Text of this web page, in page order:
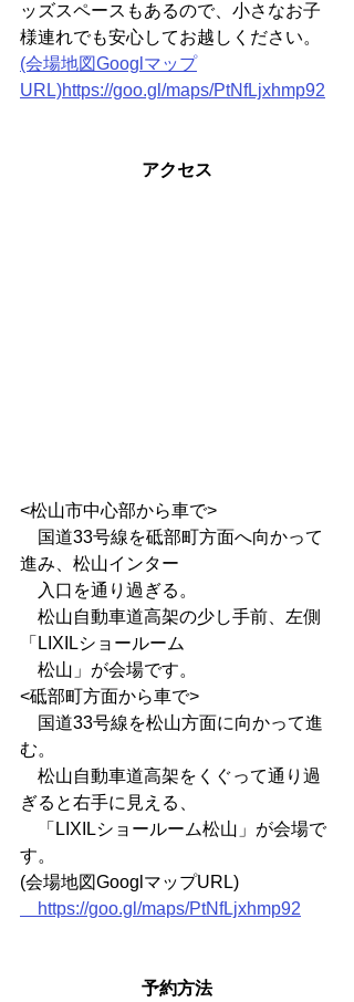
ッズスペースもあるので、小さなお子
様連れでも安心してお越しください。
(会場地図Googlマップ
URL)https://goo.gl/maps/PtNfLjxhmp92
アクセス
<松山市中心部から車で>
国道33号線を砥部町方面へ向かって
進み、松山インター
入口を通り過ぎる。
松山自動車道高架の少し手前、左側
「LIXILショールーム
松山」が会場です。
<砥部町方面から車で>
国道33号線を松山方面に向かって進
む。
松山自動車道高架をくぐって通り過
ぎると右手に見える、
「LIXILショールーム松山」が会場で
す。
(会場地図GooglマップURL)
https://goo.gl/maps/PtNfLjxhmp92
予約方法